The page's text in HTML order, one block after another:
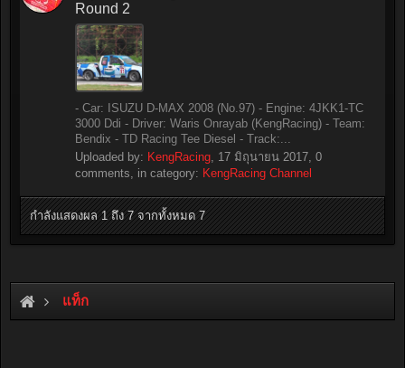
Round 2
- Car: ISUZU D-MAX 2008 (No.97) - Engine: 4JKK1-TC
3000 Ddi - Driver: Waris Onrayab (KengRacing) - Team:
Bendix - TD Racing Tee Diesel - Track:...
Uploaded by: KengRacing, 17 มิถุนายน 2017, 0
comments, in category: KengRacing Channel
กำลังแสดงผล 1 ถึง 7 จากทั้งหมด 7
แท็ก